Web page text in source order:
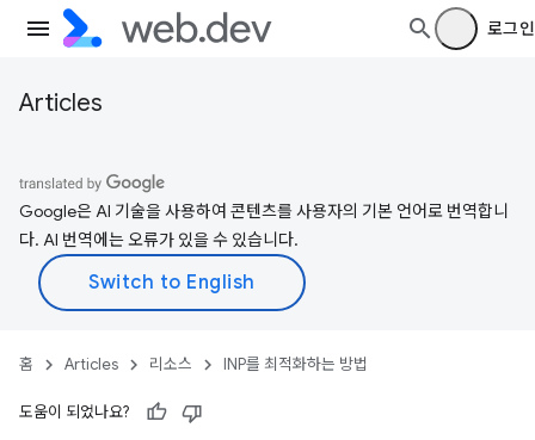
로그인
Articles
Google은 AI 기술을 사용하여 콘텐츠를 사용자의 기본 언어로 번역합니
다. AI 번역에는 오류가 있을 수 있습니다.
홈 Articles 리소스 INP를 최적화하는 방법
도움이 되었나요?